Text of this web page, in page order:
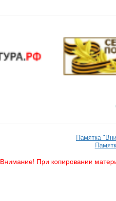
Памятка
Внимание! При копировании